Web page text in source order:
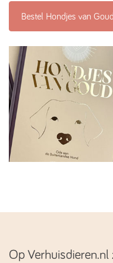
Bestel Hondjes van Goud
Op